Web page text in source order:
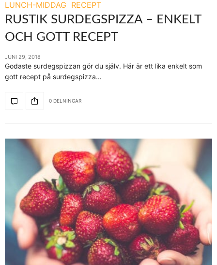
LUNCH-MIDDAG RECEPT
RUSTIK SURDEGSPIZZA – ENKELT
OCH GOTT RECEPT
JUNI 29, 2018
Godaste surdegspizzan gör du själv. Här är ett lika enkelt som
gott recept på surdegspizza…
0 DELNINGAR